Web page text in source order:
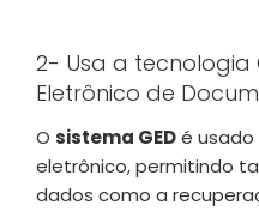
2- Usa a tecnologia
Eletrônico de
O sistema GEDé
eletrônico, permitindo
dados como a